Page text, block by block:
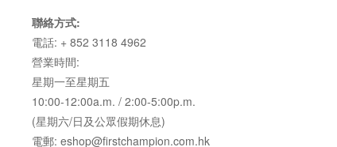
聯絡方式:
電話: + 852 3118 4962
營業時間:
星期一至星期五
10:00-12:00a.m. / 2:00-5:00p.m.
(星期六/日及公眾假期休息)
電郵: eshop@firstchampion.com.hk